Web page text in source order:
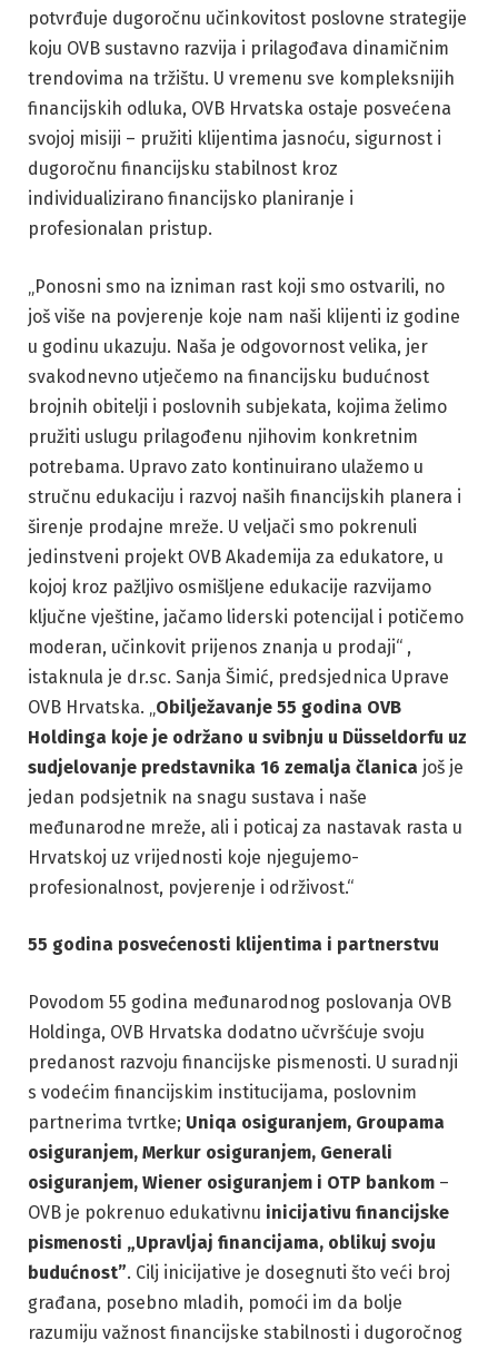
potvrđuje dugoročnu učinkovitost poslovne strategije
koju OVB sustavno razvija i prilagođava dinamičnim
trendovima na tržištu. U vremenu sve kompleksnijih
financijskih odluka, OVB Hrvatska ostaje posvećena
svojoj misiji – pružiti klijentima jasnoću, sigurnost i
dugoročnu financijsku stabilnost kroz
individualizirano financijsko planiranje i
profesionalan pristup.
„Ponosni smo na izniman rast koji smo ostvarili, no
još više na povjerenje koje nam naši klijenti iz godine
u godinu ukazuju. Naša je odgovornost velika, jer
svakodnevno utječemo na financijsku budućnost
brojnih obitelji i poslovnih subjekata, kojima želimo
pružiti uslugu prilagođenu njihovim konkretnim
potrebama. Upravo zato kontinuirano ulažemo u
stručnu edukaciju i razvoj naših financijskih planera i
širenje prodajne mreže. U veljači smo pokrenuli
jedinstveni projekt OVB Akademija za edukatore, u
kojoj kroz pažljivo osmišljene edukacije razvijamo
ključne vještine, jačamo liderski potencijal i potičemo
moderan, učinkovit prijenos znanja u prodaji“ ,
istaknula je dr.sc. Sanja Šimić, predsjednica Uprave
OVB Hrvatska. „ Obilježavanje 55 godina OVB
Holdinga koje je održano u svibnju u Düsseldorfu uz
sudjelovanje predstavnika 16 zemalja članica još je
jedan podsjetnik na snagu sustava i naše
međunarodne mreže, ali i poticaj za nastavak rasta u
Hrvatskoj uz vrijednosti koje njegujemo-
profesionalnost, povjerenje i održivost.“
55 godina posvećenosti klijentima i partnerstvu
Povodom 55 godina međunarodnog poslovanja OVB
Holdinga, OVB Hrvatska dodatno učvršćuje svoju
predanost razvoju financijske pismenosti. U suradnji
s vodećim financijskim institucijama, poslovnim
partnerima tvrtke; Uniqa osiguranjem, Groupama
osiguranjem, Merkur osiguranjem, Generali
osiguranjem, Wiener osiguranjem i OTP bankom –
OVB je pokrenuo edukativnu inicijativu financijske
pismenosti „Upravljaj financijama, oblikuj svoju
budućnost”. Cilj inicijative je dosegnuti što veći broj
građana, posebno mladih, pomoći im da bolje
razumiju važnost financijske stabilnosti i dugoročnog